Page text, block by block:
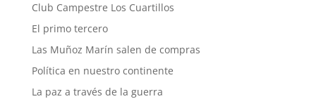
Club Campestre Los Cuartillos
El primo tercero
Las Muñoz Marín salen de compras
Política en nuestro continente
La paz a través de la guerra